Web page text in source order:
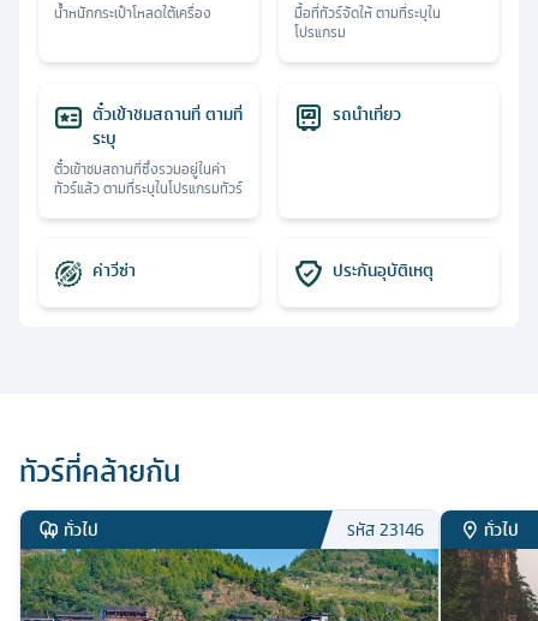
น้ำหนักกระเป๋าโหลดใต้เครื่อง
มื้อที่ทัวร์จัดให้ ตามที่ระบุใน
โปรแกรม
ตั๋วเข้าชมสถานที่ ตามที่
ระบุ
ตั๋วเข้าชมสถานที่ซึ่งรวมอยู่ในค่า
ทัวร์แล้ว ตามที่ระบุในโปรแกรมทัวร์
รถนำเที่ยว
ค่าวีซ่า ประกันอุบัติเหตุ
ทัวร์ที่คล้ายกัน
ทั่วไป รหัส23146 ทั่วไป